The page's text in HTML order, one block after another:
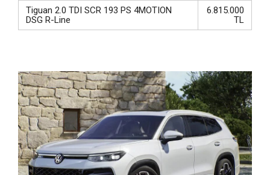
Tiguan 2.0 TDI SCR 193 PS 4MOTION
DSG R-Line
6.815.000
TL